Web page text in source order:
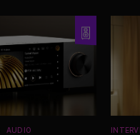
AUDIO